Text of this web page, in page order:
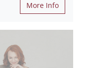
More Info